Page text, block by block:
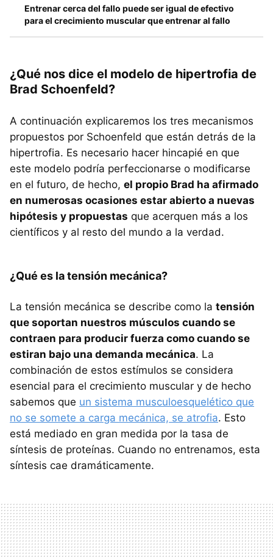
Entrenar cerca del fallo puede ser igual de efectivo
para el crecimiento muscular que entrenar al fallo
¿Qué nos dice el modelo de hipertrofia de
Brad Schoenfeld?
A continuación explicaremos los tres mecanismos
propuestos por Schoenfeld que están detrás de la
hipertrofia. Es necesario hacer hincapié en que
este modelo podría perfeccionarse o modificarse
en el futuro, de hecho, el propio Brad ha afirmado
en numerosas ocasiones estar abierto a nuevas
hipótesis y propuestas que acerquen más a los
científicos y al resto del mundo a la verdad.
¿Qué es la tensión mecánica?
La tensión mecánica se describe como la tensión
que soportan nuestros músculos cuando se
contraen para producir fuerza como cuando se
estiran bajo una demanda mecánica. La
combinación de estos estímulos se considera
esencial para el crecimiento muscular y de hecho
sabemos que un sistema musculoesquelético que
no se somete a carga mecánica, se atrofia. Esto
está mediado en gran medida por la tasa de
síntesis de proteínas. Cuando no entrenamos, esta
síntesis cae dramáticamente.